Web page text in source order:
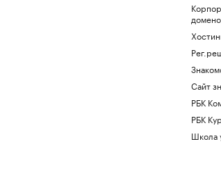
Сайт
РБК
РБК
Школа